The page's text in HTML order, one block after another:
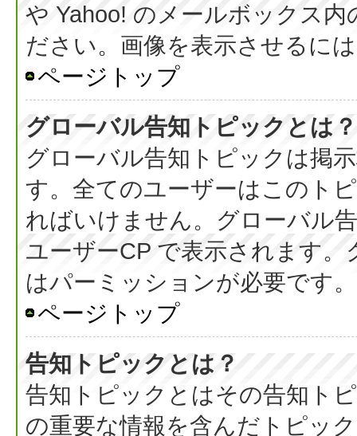
や Yahoo! のメールボックス
ださい。画像を表示させるに
ページトップ
グローバル告知トピックとは？
グローバル告知トピックは掲
す。全てのユーザーはこのト
ればいけません。グローバル
ユーザーCP で表示されます
はパーミッションが必要です。
ページトップ
告知トピックとは？
告知トピックとはその告知ト
の重要な情報を含んだトピッ